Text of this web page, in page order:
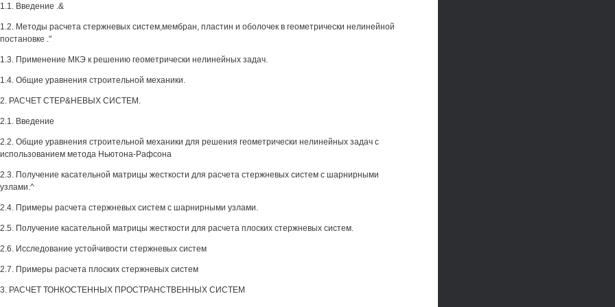
1.1. Введение .&
1.2. Методы расчета стержневых систем,мембран, пластин и оболочек в геометрически нелинейной
постановке ."
1.3. Применение МКЭ к решению геометрически нелинейных задач.
1.4. Общие уравнения строительной механики.
2. РАСЧЕТ СТЕР&НЕВЫХ СИСТЕМ.
2.1. Введение
2.2. Общие уравнения строительной механики для решения геометрически нелинейных задач с
использованием метода Ньютона-Рафсона
2.3. Получение касательной матрицы жесткости для расчета стержневых систем с шарнирными
узлами.^
2.4. Примеры расчета стержневых систем с шарнирными узлами.
2.5. Получение касательной матрицы жесткости для расчета плоских стержневых систем.
2.6. Исследование устойчивости стержневых систем
2.7. Примеры расчета плоских стержневых систем
3. РАСЧЕТ ТОНКОСТЕННЫХ ПРОСТРАНСТВЕННЫХ СИСТЕМ